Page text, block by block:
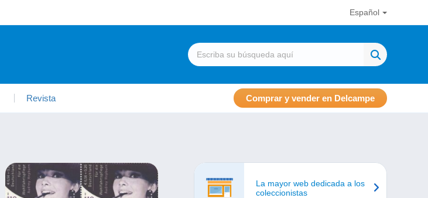
Español
Revista Comprar y vender en Delcampe
La mayor web dedicada a los
coleccionistas